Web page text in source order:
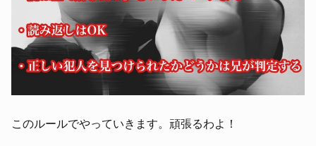
このルールでやっていきます。頑張るわよ！